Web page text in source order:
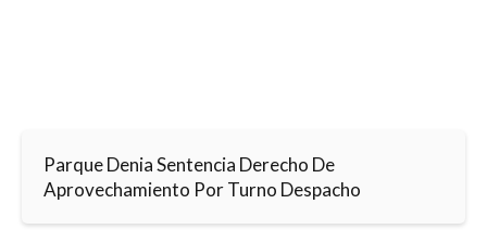
Parque Denia Sentencia Derecho De
Aprovechamiento Por Turno Despacho